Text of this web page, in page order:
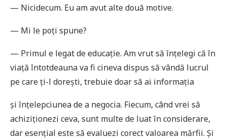
— Nicidecum. Eu am avut alte două motive.
— Mi le poţi spune?
— Primul e legat de educaţie. Am vrut să înţelegi că în
viaţă întotdeauna va fi cineva dispus să vândă lucrul
pe care ţi-l dorești, trebuie doar să ai informaţia
și înţelepciunea de a negocia. Fiecum, când vrei să
achiziţionezi ceva, sunt multe de luat în considerare,
dar esenţial este să evaluezi corect valoarea mărfii. Și